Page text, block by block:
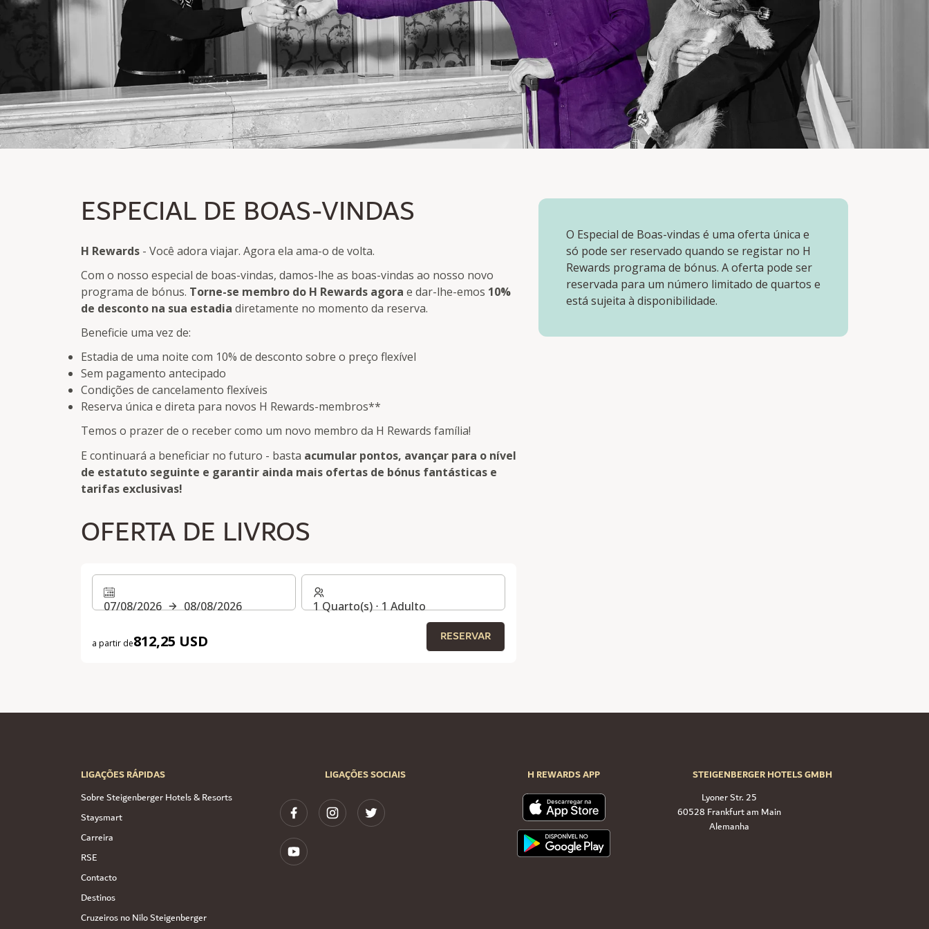
10% de desconto
Única e diretamente disponível para novos H Rewards membros
ESPECIAL DE BOAS-VINDAS
H Rewards - Você adora viajar. Agora ela ama-o de volta.
Com o nosso especial de boas-vindas, damos-lhe as boas-vindas ao nosso novo
programa de bónus. Torne-se membro do H Rewards agora e dar-lhe-emos 10%
de desconto na sua estadia diretamente no momento da reserva.
Beneficie uma vez de:
Estadia de uma noite com 10% de desconto sobre o preço flexível
Sem pagamento antecipado
Condições de cancelamento flexíveis
Reserva única e direta para novos H Rewards-membros**
Temos o prazer de o receber como um novo membro da H Rewards família!
E continuará a beneficiar no futuro - basta acumular pontos, avançar para o nível
de estatuto seguinte e garantir ainda mais ofertas de bónus fantásticas e
tarifas exclusivas!
OFERTA DE LIVROS
07/08/2026 08/08/2026
a partir de812,25 USD
1 Quarto(s) ⋅ 1 Adulto
RESERVAR
O Especial de Boas-vindas é uma oferta única e
só pode ser reservado quando se registar no H
Rewards programa de bónus. A oferta pode ser
reservada para um número limitado de quartos e
está sujeita à disponibilidade.
LIGAÇÕES RÁPIDAS
Sobre Steigenberger Hotels & Resorts
Staysmart
Carreira
RSE
Contacto
Destinos
Cruzeiros no Nilo Steigenberger
LIGAÇÕES SOCIAIS H REWARDS APP
STEIGENBERGER HOTELS GMBH
Lyoner Str. 25
60528 Frankfurt am Main
Alemanha